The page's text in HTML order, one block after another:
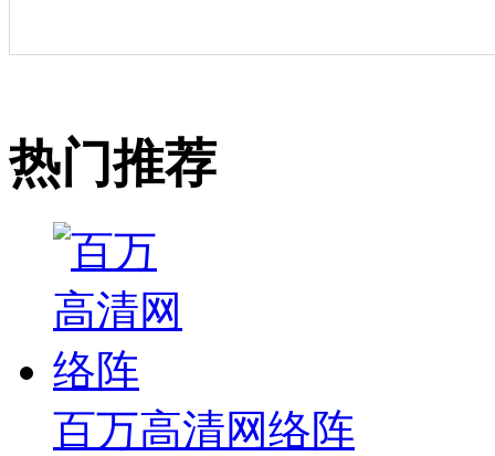
热门推荐
百万高清网络阵